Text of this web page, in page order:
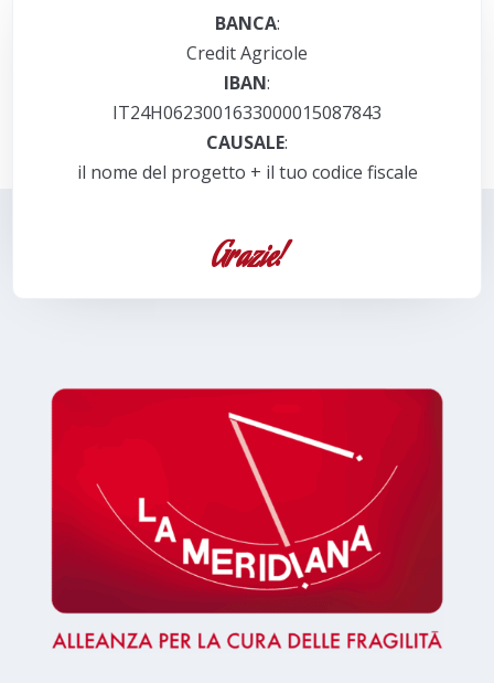
BANCA:
Credit Agricole
IBAN:
IT24H0623001633000015087843
CAUSALE:
il nome del progetto + il tuo codice fiscale
Grazie!